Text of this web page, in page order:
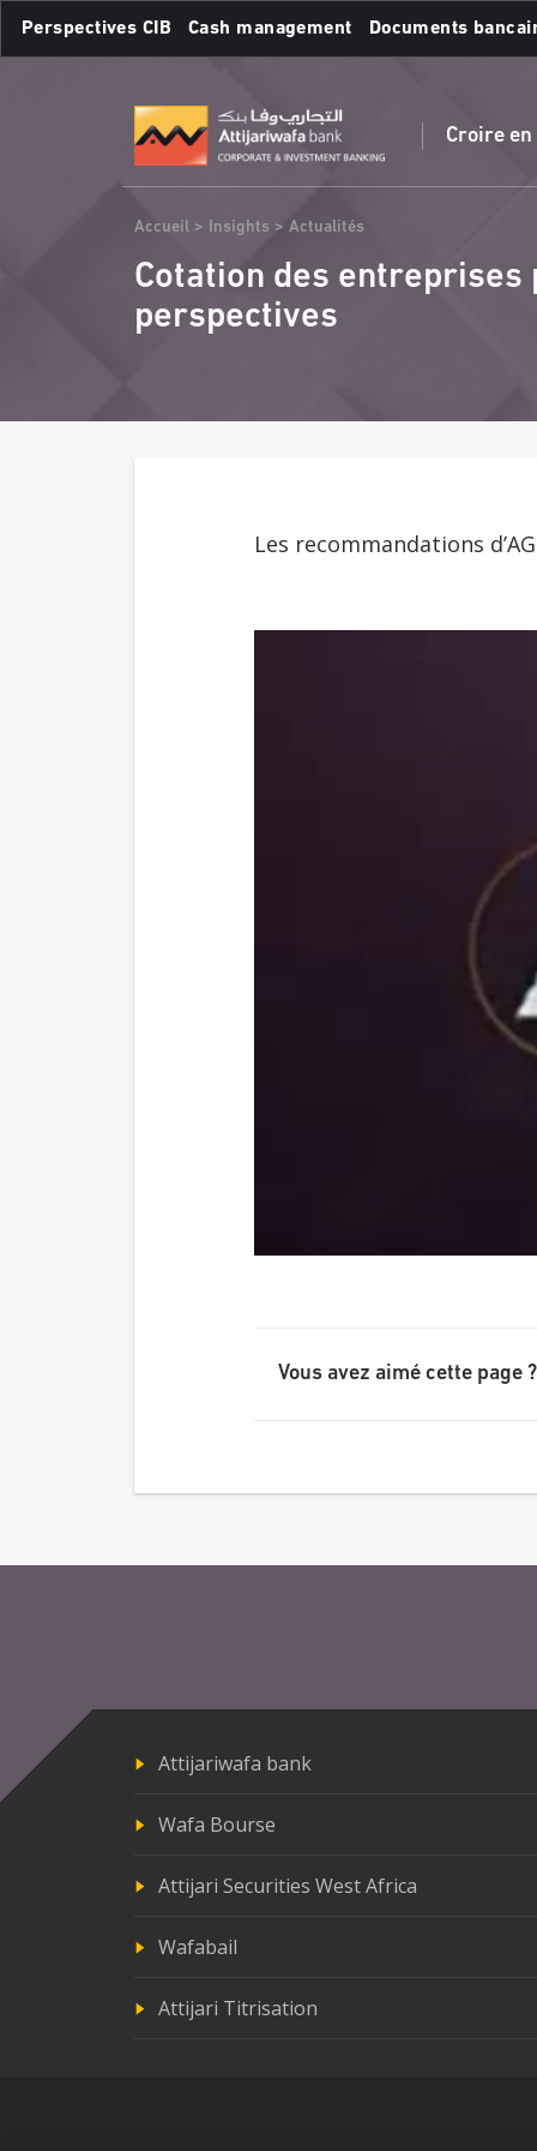
contenu
Perspectives CIB Cash management Documents
Croire en
Fil
d'Ariane
Accueil Insights Actualités
Cotation des entreprises
perspectives
Les recommandations
Vous avez aimé cette page
Attijariwafa bank
Wafa Bourse
Attijari Securities West Africa
Wafabail
Attijari Titrisation